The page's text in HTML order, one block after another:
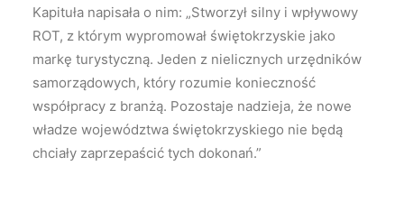
Kapituła napisała o nim: „Stworzył silny i wpływowy
ROT, z którym wypromował świętokrzyskie jako
markę turystyczną. Jeden z nielicznych urzędników
samorządowych, który rozumie konieczność
współpracy z branżą. Pozostaje nadzieja, że nowe
władze województwa świętokrzyskiego nie będą
chciały zaprzepaścić tych dokonań.”